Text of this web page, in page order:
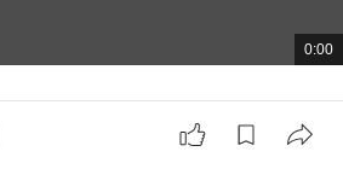
總
共
間
0:00
檢驗檢疫技術中心鑒定，上述魚
共計重33.8公斤。大青鯊屬於真